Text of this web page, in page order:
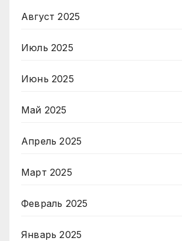
Август 2025
Июль 2025
Июнь 2025
Май 2025
Апрель 2025
Март 2025
Февраль 2025
Январь 2025